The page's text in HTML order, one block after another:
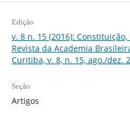
Edição
v. 8 n. 15 (2016):
Revista da Academia
Curitiba, v. 8, n. 15, ago./dez.
Seção
Artigos